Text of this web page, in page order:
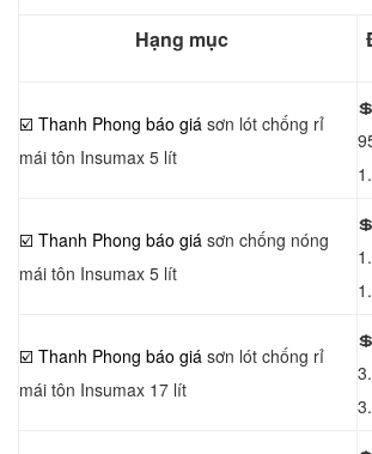
Hạng mục
☑️ Thanh Phong báo giá sơn lót chống rỉ
mái tôn Insumax 5 lít
☑️ Thanh Phong báo giá sơn chống nóng
mái tôn Insumax 5 lít
☑️ Thanh Phong báo giá sơn lót chống rỉ
mái tôn Insumax 17 lít